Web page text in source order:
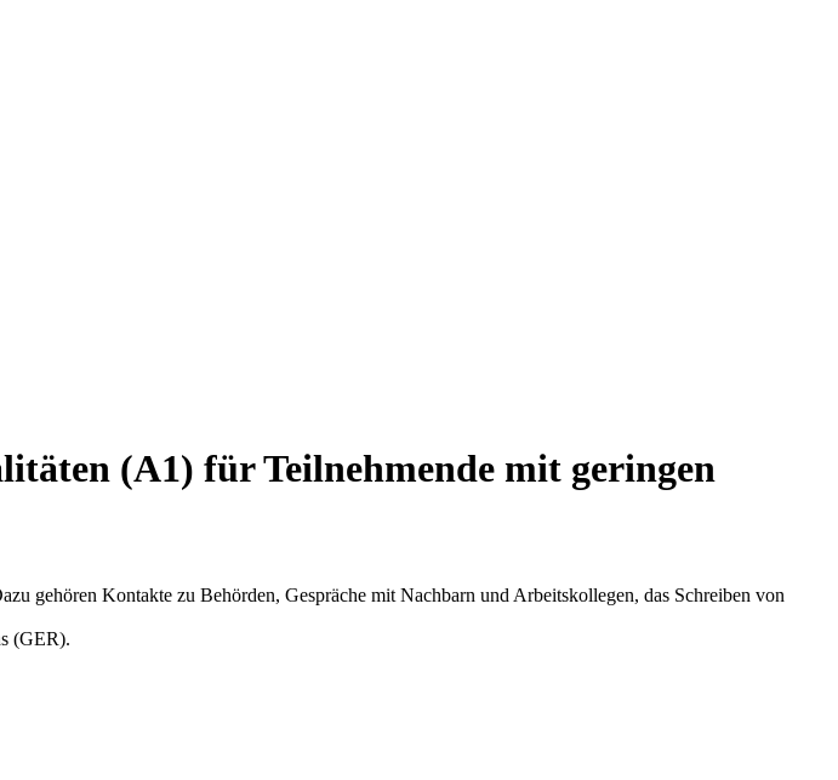
(A1) für Teilnehmende mit geringen
gehören Kontakte zu Behörden, Gespräche mit Nachbarn und Arbeitskollegen, das Schreiben von
(GER).